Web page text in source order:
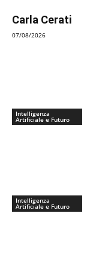
Carla Cerati
07/08/2026
Intelligenza
Artificiale e Futuro
Intelligenza
Artificiale e Futuro